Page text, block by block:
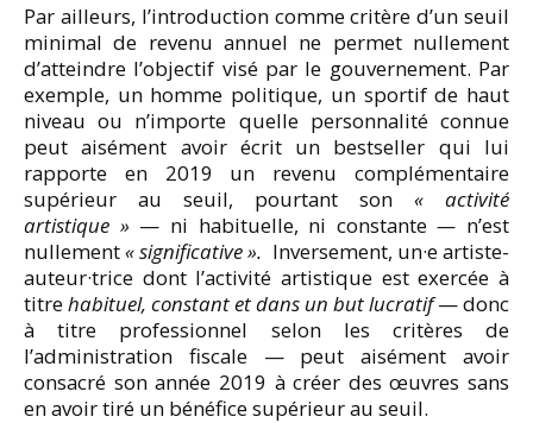
Par ailleurs, l’introduction comme critère d’un seuil
minimal de revenu annuel ne permet nullement
d’atteindre l’objectif visé par le gouvernement. Par
exemple, un homme politique, un sportif de haut
niveau ou n’importe quelle personnalité connue
peut aisément avoir écrit un bestseller qui lui
rapporte en 2019 un revenu complémentaire
supérieur au seuil, pourtant son « activité
artistique » — ni habituelle, ni constante— n’est
nullement« significative ». Inversement, un·e artiste-
auteur·trice dont l’activité artistique est exercée à
titrehabituel, constant et dans un but lucratif— donc
à titre professionnel selon les critères de
l’administration fiscale — peut aisément avoir
consacré son année 2019 à créer des œuvres sans
en avoir tiré un bénéfice supérieur au seuil.